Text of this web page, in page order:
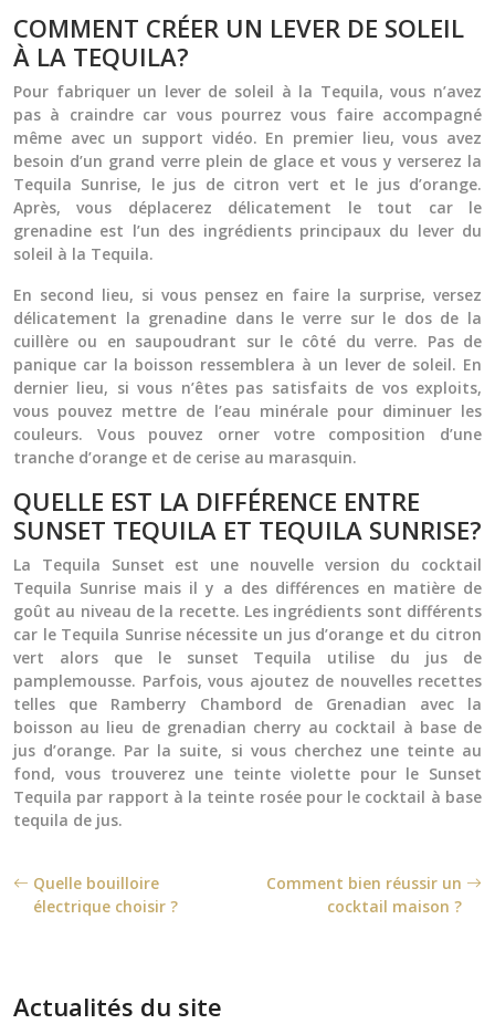
COMMENT CRÉER UN LEVER DE SOLEIL
À LA TEQUILA?
Pour fabriquer un lever de soleil à la Tequila, vous n’avez
pas à craindre car vous pourrez vous faire accompagné
même avec un support vidéo. En premier lieu, vous avez
besoin d’un grand verre plein de glace et vous y verserez la
Tequila Sunrise, le jus de citron vert et le jus d’orange.
Après, vous déplacerez délicatement le tout car le
grenadine est l’un des ingrédients principaux du lever du
soleil à la Tequila.
En second lieu, si vous pensez en faire la surprise, versez
délicatement la grenadine dans le verre sur le dos de la
cuillère ou en saupoudrant sur le côté du verre. Pas de
panique car la boisson ressemblera à un lever de soleil. En
dernier lieu, si vous n’êtes pas satisfaits de vos exploits,
vous pouvez mettre de l’eau minérale pour diminuer les
couleurs. Vous pouvez orner votre composition d’une
tranche d’orange et de cerise au marasquin.
QUELLE EST LA DIFFÉRENCE ENTRE
SUNSET TEQUILA ET TEQUILA SUNRISE?
La Tequila Sunset est une nouvelle version du cocktail
Tequila Sunrise mais il y a des différences en matière de
goût au niveau de la recette. Les ingrédients sont différents
car le Tequila Sunrise nécessite un jus d’orange et du citron
vert alors que le sunset Tequila utilise du jus de
pamplemousse. Parfois, vous ajoutez de nouvelles recettes
telles que Ramberry Chambord de Grenadian avec la
boisson au lieu de grenadian cherry au cocktail à base de
jus d’orange. Par la suite, si vous cherchez une teinte au
fond, vous trouverez une teinte violette pour le Sunset
Tequila par rapport à la teinte rosée pour le cocktail à base
tequila de jus.
Quelle bouilloire
électrique choisir ?
Comment bien réussir un
cocktail maison ?
Actualités du site